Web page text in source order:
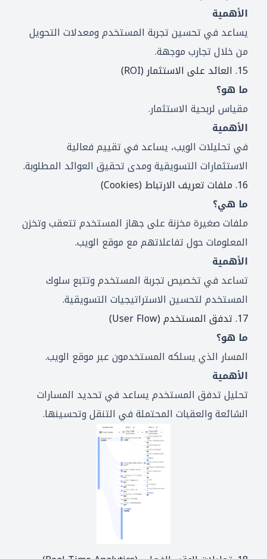
الأهمية
يساعد في تحسين تجربة المستخدم ومعدلات التحويل
من خلال تجارب موجهة.
15. العائد على الاستثمار (ROI)
ما هو؟
مقياس لربحية الاستثمار.
الأهمية
في تحليلات الويب، يساعد في تقييم فعالية
الاستثمارات التسويقية ومدى تحقيق العوائد المطلوبة.
16. ملفات تعريف الارتباط (Cookies)
ما هي؟
ملفات صغيرة مخزنة على جهاز المستخدم تتعقب وتخزن
المعلومات حول تفاعلاتهم مع موقع الويب.
الأهمية
تساعد في تخصيص تجربة المستخدم وتتبع سلوك
المستخدم لتحسين الاستراتيجيات التسويقية.
17. تدفق المستخدم (User Flow)
ما هو؟
المسار الذي يسلكه المستخدمون عبر موقع الويب.
الأهمية
تحليل تدفق المستخدم يساعد في تحديد المسارات
الشائعة والعقبات المحتملة في التنقل وتحسينها.